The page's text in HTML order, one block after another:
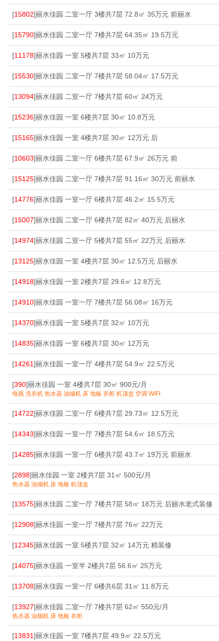
[15802]丽水佳园 二室一厅 3楼共7层 72.8㎡ 35万元 前丽水
[15790]丽水佳园 二室一厅 7楼共7层 64.35㎡ 19.5万元
[11178]丽水佳园 一室 5楼共7层 33㎡ 10万元
[15530]丽水佳园 二室一厅 7楼共7层 58.04㎡ 17.5万元
[13094]丽水佳园 二室一厅 7楼共7层 60㎡ 24万元
[15236]丽水佳园 一室 6楼共7层 30㎡ 10.8万元
[15165]丽水佳园 一室 4楼共7层 30㎡ 12万元 后
[10603]丽水佳园 二室一厅 6楼共7层 67.9㎡ 26万元 前
[15125]丽水佳园 二室一厅 7楼共7层 91.16㎡ 30万元 前丽水
[14776]丽水佳园 一室一厅 6楼共7层 46.2㎡ 15.5万元
[15007]丽水佳园 二室一厅 6楼共7层 82㎡ 40万元 后丽水
[14974]丽水佳园 二室一厅 5楼共7层 55㎡ 22万元 后丽水
[13125]丽水佳园 一室 4楼共7层 30㎡ 12.5万元 后丽水
[14918]丽水佳园 一室 2楼共7层 29.6㎡ 12.8万元
[14910]丽水佳园 一室一厅 7楼共7层 56.08㎡ 16万元
[14370]丽水佳园 一室 5楼共7层 32㎡ 10万元
[14835]丽水佳园 一室 6楼共7层 30㎡ 12万元
[14261]丽水佳园 一室一厅 4楼共7层 54.9㎡ 22.5万元
[390]丽水佳园 一室 4楼共7层 30㎡ 900元/月
电视 洗衣机 热水器 油烟机 床 地板 衣柜 机顶盒 空调 WIFI
[14722]丽水佳园 二室一厅 6楼共7层 29.73㎡ 12.5万元
[14343]丽水佳园 一室一厅 7楼共7层 54.6㎡ 18.5万元
[14285]丽水佳园 一室一厅 6楼共7层 43.7㎡ 19万元 前丽水
[2898]丽水佳园 一室 2楼共7层 31㎡ 500元/月
热水器 油烟机 床 地板 机顶盒
[13575]丽水佳园 二室一厅 7楼共7层 58㎡ 18万元 后丽水老式装修
[12908]丽水佳园 一室一厅 7楼共7层 76㎡ 22万元
[12345]丽水佳园 一室 5楼共7层 32㎡ 14万元 精装修
[14075]丽水佳园 一室半 2楼共7层 56.6㎡ 25万元
[13708]丽水佳园 一室一厅 6楼共6层 31㎡ 11.8万元
[13927]丽水佳园 二室一厅 7楼共7层 62㎡ 550元/月
热水器 油烟机 床 地板 衣柜
[13831]丽水佳园 一室 7楼共7层 49.9㎡ 22.5万元